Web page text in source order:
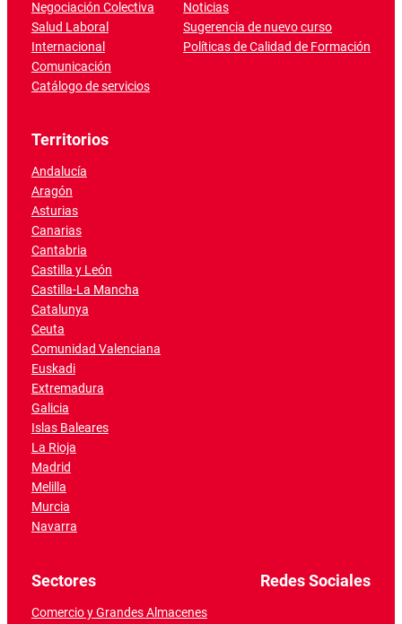
Negociación Colectiva
Salud Laboral
Internacional
Comunicación
Catálogo de servicios
Noticias
Sugerencia de nuevo curso
Políticas de Calidad de Formación
Territorios
Andalucía
Aragón
Asturias
Canarias
Cantabria
Castilla y León
Castilla-La Mancha
Catalunya
Ceuta
Comunidad Valenciana
Euskadi
Extremadura
Galicia
Islas Baleares
La Rioja
Madrid
Melilla
Murcia
Navarra
Sectores
Comercio y Grandes Almacenes
Redes Sociales